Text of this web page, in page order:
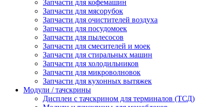
Запчасти для кофемашин
Запчасти для мясорубок
Запчасти для очистителей воздуха
Запчасти для посудомоек
Запчасти для пылесосов
Запчасти для смесителей и моек
Запчасти для стиральных машин
Запчасти для холодильников
Запчасти для микроволновок
Запчасти для кухонных вытяжек
Модули / тачскрины
Дисплеи с тачскрином для терминалов (ТСД)